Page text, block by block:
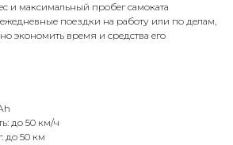
и максимальный пробег самоката
поездки на работу или по делам,
экономить время и средства его
до 50 км/ч
до 50 км